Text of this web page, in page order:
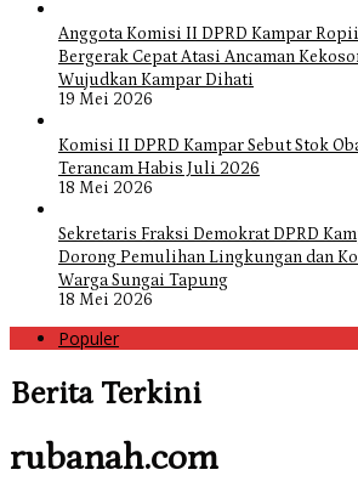
Anggota Komisi II DPRD Kampar
Bergerak Cepat Atasi Ancaman
Wujudkan Kampar Dihati
19 Mei 2026
Komisi II DPRD Kampar Sebut Stok
Terancam Habis Juli 2026
18 Mei 2026
Sekretaris Fraksi Demokrat DPRD
Dorong Pemulihan Lingkungan dan
Warga Sungai Tapung
18 Mei 2026
Populer
Berita Terkini
rubanah.com